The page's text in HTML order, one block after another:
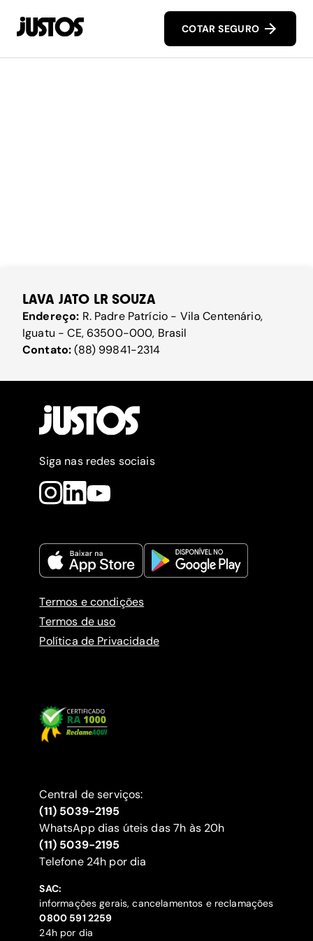
COTAR SEGURO
LAVA JATO LR SOUZA
Endereço: R. Padre Patrício - Vila Centenário,
Iguatu - CE, 63500-000, Brasil
Contato:(88) 99841-2314
Siga nas redes sociais
Termos e condições
Termos de uso
Política de Privacidade
Central de serviços:
(11) 5039-2195
WhatsApp dias úteis das 7h às 20h
(11) 5039-2195
‍Telefone 24h por dia
SAC:
informações gerais, cancelamentos e reclamações
‍0800 591 2259
24h por dia